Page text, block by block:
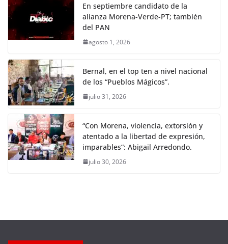
En septiembre candidato de la
alianza Morena-Verde-PT; también
del PAN
agosto 1, 2026
Bernal, en el top ten a nivel nacional
de los “Pueblos Mágicos”.
julio 31, 2026
“Con Morena, violencia, extorsión y
atentado a la libertad de expresión,
imparables”: Abigail Arredondo.
julio 30, 2026